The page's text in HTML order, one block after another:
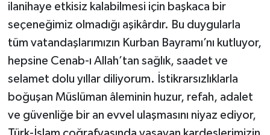
ilanihaye etkisiz kalabilmesi için başkaca bir
seçeneğimiz olmadığı aşikârdır. Bu duygularla
tüm vatandaşlarımızın Kurban Bayramı’nı kutluyor,
hepsine Cenab-ı Allah’tan sağlık, saadet ve
selamet dolu yıllar diliyorum. İstikrarsızlıklarla
boğuşan Müslüman âleminin huzur, refah, adalet
ve güvenliğe bir an evvel ulaşmasını niyaz ediyor,